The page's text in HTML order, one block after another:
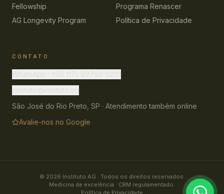
Fellowship
Programa Renascer
AG Longevity Program
Política de Privacidade
CONTATO
WhatsApp · +55 (17) 99792-0201
contato@instituto.ag
São José do Rio Preto, SP · Atendimento também online
Avalie-nos no Google
© 2026 Instituto AG · Todos os direitos reservados.
Medicina de excelência · CRM regulamentado.
Política de Privacidade